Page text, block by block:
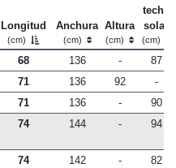
Longitud
(cm)
Anchura
(cm)
Altura
(cm)
techo
solar
(cm)
68 136 -
87
71 136 92
-
71 136 -
90
74 144 - 94
74 142 - 82